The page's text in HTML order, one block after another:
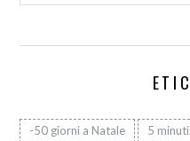
-50 giorni a Natale 5 minuti